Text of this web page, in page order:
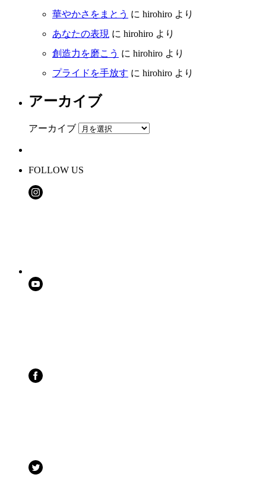
華やかさをまとう に hirohiro より
あなたの表現 に hirohiro より
創造力を磨こう に hirohiro より
プライドを手放す に hirohiro より
アーカイブ
アーカイブ
FOLLOW US